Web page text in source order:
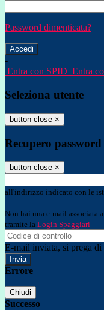
Password dimenticata?
-
Entra con SPID Entra
Seleziona utente
button close ×
Recupero password
button close ×
all'indirizzo indicato con le
Non hai una e-mail associata
tramite la Login Spaggiari
E-mail inviata, si prega di
Errore
Chiudi
Successo